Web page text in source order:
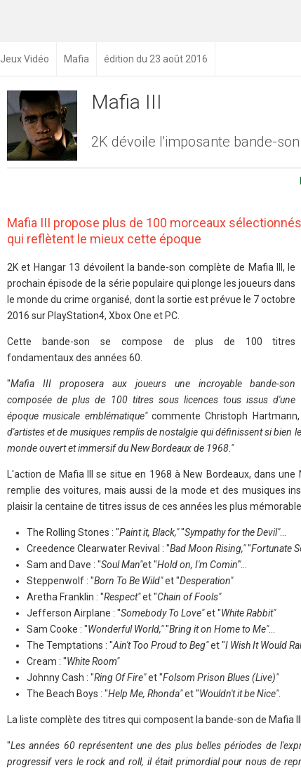
Jeux Vidéo Mafia édition du 23 août 2016
Mafia III
2K dévoile l'imposante bande-
Mafia III propose plus de 100 morceaux
qui reflètent le mieux cette époque
2K et Hangar 13 dévoilent la bande-son complète de Mafia III, le
prochain épisode de la série populaire qui plonge les joueurs dans
le monde du crime organisé, dont la sortie est prévue le 7 octobre
2016 sur PlayStation4, Xbox One et PC.
Cette bande-son se compose de plus de 100 titres
fondamentaux des années 60.
"Mafia III proposera aux joueurs une incroyable bande-son
composée de plus de 100 titres sous licences tous issus d'une
époque musicale emblématique"commente Christoph
d'artistes et de musiques remplis de nostalgie qui définissent si bien
monde ouvert et immersif du New Bordeaux de 1968."
L'action de Mafia III se situe en 1968 à New Bordeaux, dans
remplie des voitures, mais aussi de la mode et des musiques
plaisir la centaine de titres issus de ces années les plus
The Rolling Stones : "Paint it, Black,""Sympathy for the Devil"…
Creedence Clearwater Revival : "Bad Moon Rising,""Fortunate
Sam and Dave : "Soul Man"et "Hold on, I'm Comin'"…
Steppenwolf : "Born To Be Wild"et "Desperation"
Aretha Franklin : "Respect"et "Chain of Fools"
Jefferson Airplane : "Somebody To Love"et "White Rabbit"
Sam Cooke : "Wonderful World,""Bring it on Home to Me"…
The Temptations : "Ain't Too Proud to Beg"et "I Wish It Would
Cream : "White Room"
Johnny Cash : "Ring Of Fire"et "Folsom Prison Blues (Live)"
The Beach Boys : "Help Me, Rhonda"et "Wouldn't it be Nice".
La liste complète des titres qui composent la bande-son de Mafia
"Les années 60 représentent une des plus belles périodes de
progressif vers le rock and roll, il était primordial pour nous de